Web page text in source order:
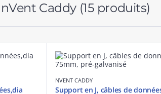
Caddy (15 produits)
NVENT CADDY
Support en J, câbles de